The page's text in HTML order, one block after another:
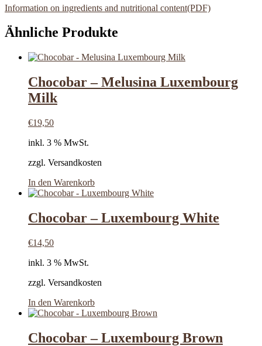
Information on ingredients and nutritional content(PDF)
Ähnliche Produkte
Chocobar – Melusina Luxembourg
Milk
€19,50
inkl. 3 % MwSt.
zzgl. Versandkosten
In den Warenkorb
Chocobar – Luxembourg White
€14,50
inkl. 3 % MwSt.
zzgl. Versandkosten
In den Warenkorb
Chocobar – Luxembourg Brown